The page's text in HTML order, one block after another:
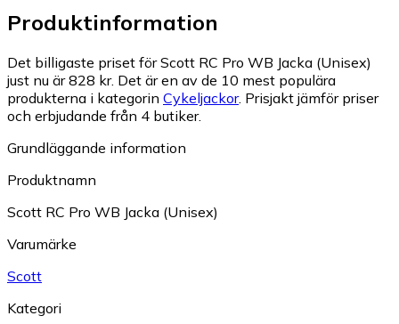
Produktinformation
Det billigaste priset för Scott RC Pro WB Jacka (Unisex)
just nu är 828 kr. Det är en av de 10 mest populära
produkterna i kategorin Cykeljackor. Prisjakt jämför priser
och erbjudande från 4 butiker.
Grundläggande information
Produktnamn
Scott RC Pro WB Jacka (Unisex)
Varumärke
Scott
Kategori